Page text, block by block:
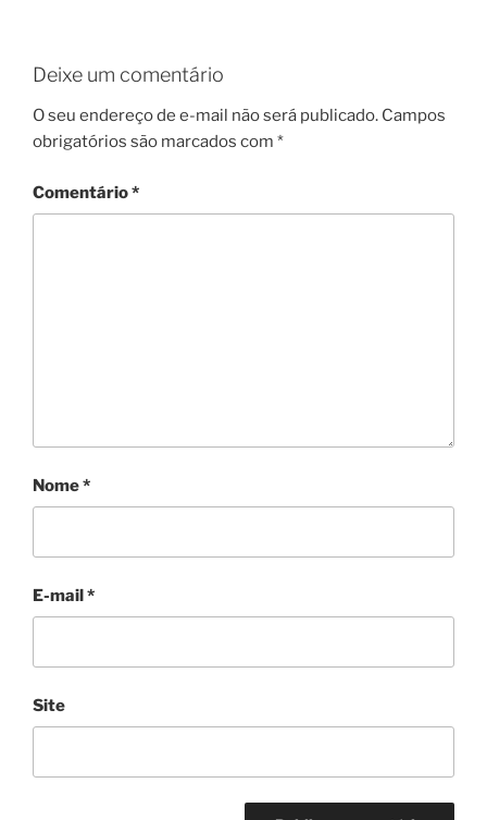
Deixe um comentário
O seu endereço de e-mail não será publicado. Campos
obrigatórios são marcados com *
Comentário*
Nome*
E-mail*
Site